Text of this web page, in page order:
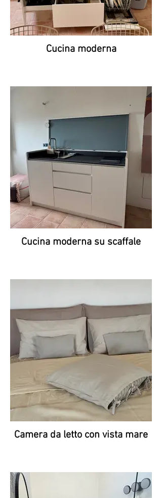
Cucina moderna
Cucina moderna su scaffale
Camera da letto con vista mare